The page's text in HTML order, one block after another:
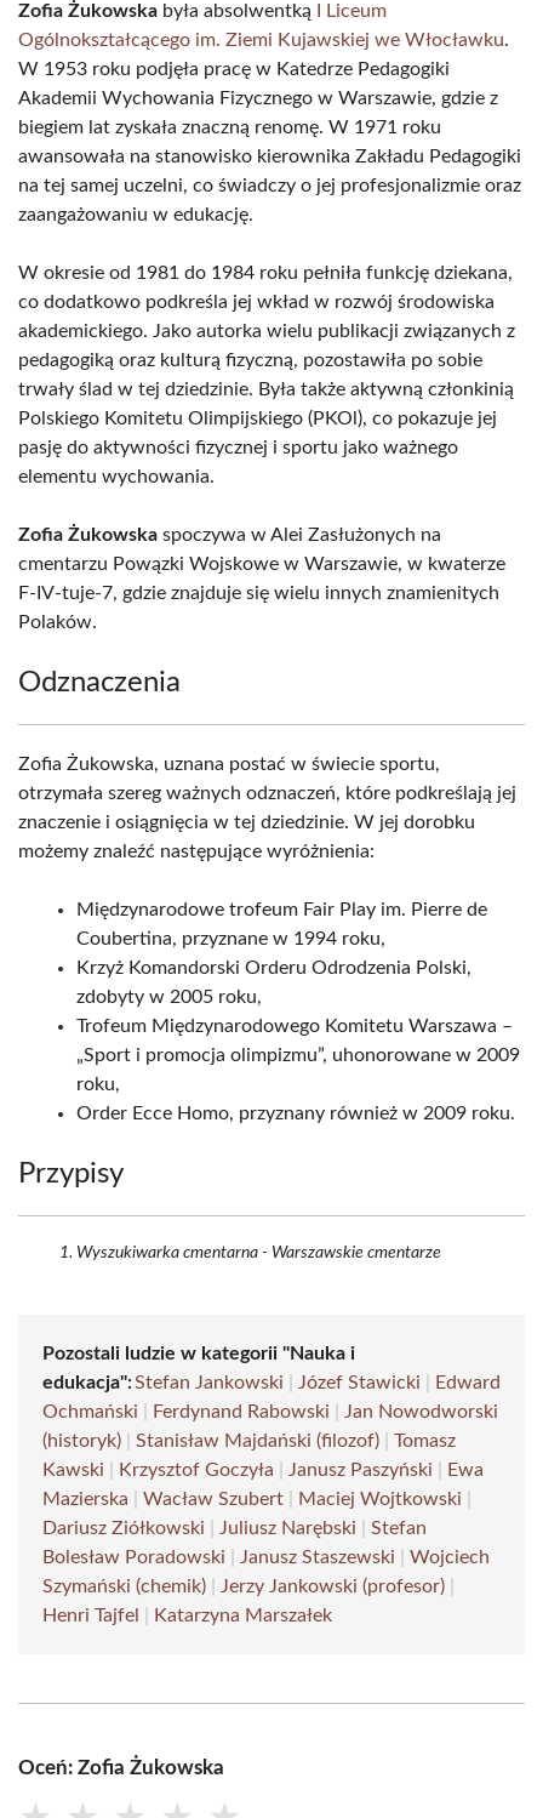
Zofia Żukowska była absolwentką
I Liceum
Ogólnokształcącego im. Ziemi Kujawskiej we Włocławku.
W 1953 roku podjęła pracę w Katedrze Pedagogiki
Akademii Wychowania Fizycznego w Warszawie, gdzie z
biegiem lat zyskała znaczną renomę. W 1971 roku
awansowała na stanowisko kierownika Zakładu Pedagogiki
na tej samej uczelni, co świadczy o jej profesjonalizmie oraz
zaangażowaniu w edukację.
W okresie od 1981 do 1984 roku pełniła funkcję dziekana,
co dodatkowo podkreśla jej wkład w rozwój środowiska
akademickiego. Jako autorka wielu publikacji związanych z
pedagogiką oraz kulturą fizyczną, pozostawiła po sobie
trwały ślad w tej dziedzinie. Była także aktywną członkinią
Polskiego Komitetu Olimpijskiego (PKOl), co pokazuje jej
pasję do aktywności fizycznej i sportu jako ważnego
elementu wychowania.
Zofia Żukowska spoczywa w Alei Zasłużonych na
cmentarzu Powązki Wojskowe w Warszawie, w kwaterze
F-IV-tuje-7, gdzie znajduje się wielu innych znamienitych
Polaków.
Odznaczenia
Zofia Żukowska, uznana postać w świecie sportu,
otrzymała szereg ważnych odznaczeń, które podkreślają jej
znaczenie i osiągnięcia w tej dziedzinie. W jej dorobku
możemy znaleźć następujące wyróżnienia:
Międzynarodowe trofeum Fair Play im. Pierre de
Coubertina, przyznane w 1994 roku,
Krzyż Komandorski Orderu Odrodzenia Polski,
zdobyty w 2005 roku,
Trofeum Międzynarodowego Komitetu Warszawa –
„Sport i promocja olimpizmu”, uhonorowane w 2009
roku,
Order Ecce Homo, przyznany również w 2009 roku.
Przypisy
Wyszukiwarka cmentarna - Warszawskie cmentarze
Pozostali ludzie w kategorii "Nauka i
edukacja":Stefan Jankowski Józef Stawicki
Edward
Ochmański
Ferdynand Rabowski
Jan Nowodworski
(historyk)
Stanisław Majdański (filozof)
Tomasz
Kawski
Krzysztof Goczyła Janusz Paszyński
Ewa
Mazierska
Wacław Szubert Maciej Wojtkowski
Dariusz Ziółkowski
Juliusz Narębski
Stefan
Bolesław Poradowski
Janusz Staszewski
Wojciech
Szymański (chemik)
Jerzy Jankowski (profesor)
Henri Tajfel
Katarzyna Marszałek
Oceń: Zofia Żukowska